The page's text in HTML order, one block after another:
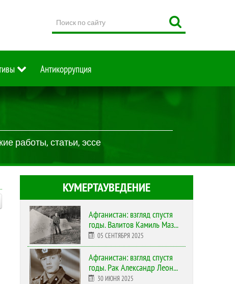
по
сайту
Антикоррупция
работы, статьи, эссе
КУМЕРТАУВЕДЕНИЕ
Афганистан: взгляд спустя
годы. Валитов Камиль Маз...
05 СЕНТЯБРЯ 2025
Афганистан: взгляд спустя
годы. Рак Александр Леон...
30 ИЮНЯ 2025